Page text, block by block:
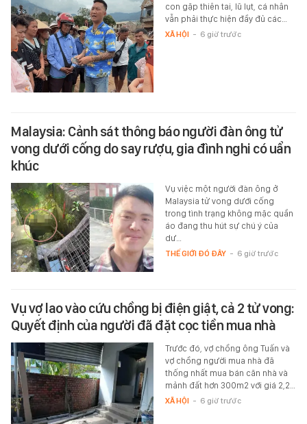
con gặp thiên tai, lũ lụt, cá nhân
vẫn phải thực hiện đầy đủ các…
XÃ HỘI - 6 giờ trước
Malaysia: Cảnh sát thông báo người đàn ông tử
vong dưới cống do say rượu, gia đình nghi có uẩn
khúc
Vụ việc một người đàn ông ở
Malaysia tử vong dưới cống
trong tình trạng không mặc quần
áo đang thu hút sự chú ý của
dư…
THẾ GIỚI ĐÓ ĐÂY - 6 giờ trước
Vụ vợ lao vào cứu chồng bị điện giật, cả 2 tử vong:
Quyết định của người đã đặt cọc tiền mua nhà
Trước đó, vợ chồng ông Tuấn và
vợ chồng người mua nhà đã
thống nhất mua bán căn nhà và
mảnh đất hơn 300m2 với giá 2,2…
XÃ HỘI - 6 giờ trước